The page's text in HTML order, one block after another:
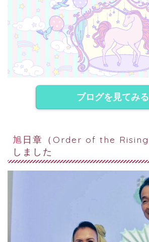
ブログを見てみる
旭日章（Order of the Rising Sun）を受章
しました